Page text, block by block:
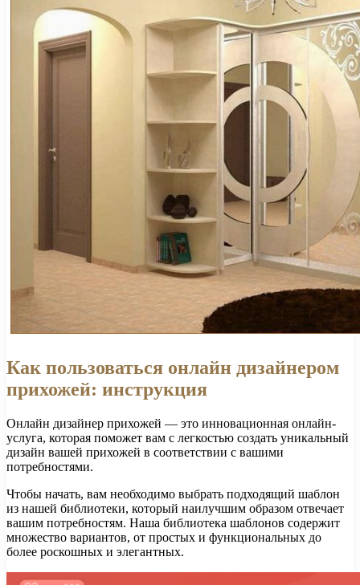
Как пользоваться онлайн дизайнером
прихожей: инструкция
Онлайн дизайнер прихожей — это инновационная онлайн-
услуга, которая поможет вам с легкостью создать уникальный
дизайн вашей прихожей в соответствии с вашими
потребностями.
Чтобы начать, вам необходимо выбрать подходящий шаблон
из нашей библиотеки, который наилучшим образом отвечает
вашим потребностям. Наша библиотека шаблонов содержит
множество вариантов, от простых и функциональных до
более роскошных и элегантных.